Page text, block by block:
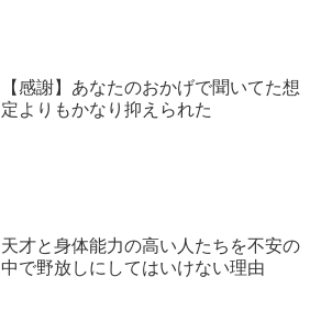
【感謝】あなたのおかげで聞いてた想
定よりもかなり抑えられた
天才と身体能力の高い人たちを不安の
中で野放しにしてはいけない理由